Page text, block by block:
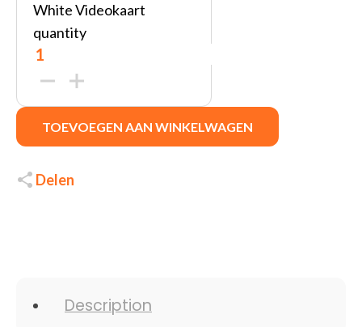
White Videokaart
quantity
TOEVOEGEN AAN WINKELWAGEN
Delen
Description